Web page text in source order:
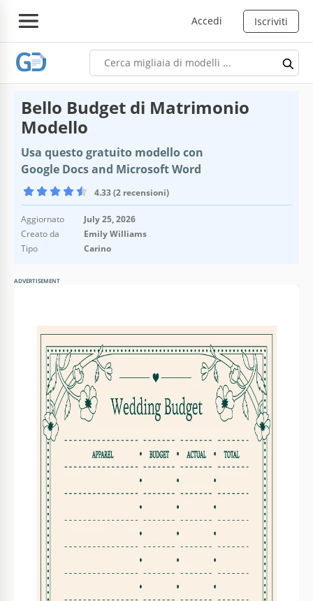
Accedi Iscriviti
Bello Budget di Matrimonio
Modello
Usa questo gratuito modello con
Google Docs and Microsoft Word
4.33 (2 recensioni)
Aggiornato
July 25, 2026
Creato da
Emily Williams
Tipo
Carino
ADVERTISEMENT